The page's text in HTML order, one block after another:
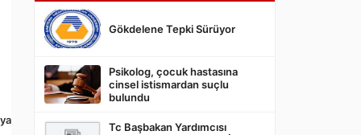
Gökdelene Tepki Sürüyor
Psikolog, çocuk hastasına
cinsel istismardan suçlu
bulundu
Tc Başbakan Yardımcısı